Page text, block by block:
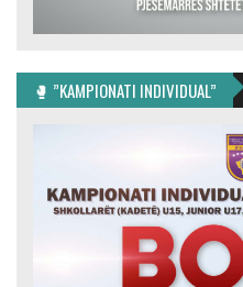
🥊 ”KAMPIONATI INDIVIDUAL”